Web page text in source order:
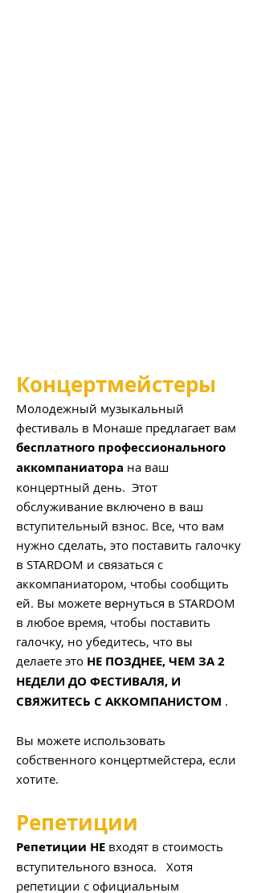
Концертмейстеры
Молодежный музыкальный
фестиваль в Монаше предлагает вам
бесплатного профессионального
аккомпаниатора на ваш
концертный день. Этот
обслуживание включено в ваш
вступительный взнос. Все, что вам
нужно сделать, это поставить галочку
в STARDOM и связаться с
аккомпаниатором, чтобы сообщить
ей. Вы можете вернуться в STARDOM
в любое время, чтобы поставить
галочку, но убедитесь, что вы
делаете это НЕ ПОЗДНЕЕ, ЧЕМ ЗА 2
НЕДЕЛИ ДО ФЕСТИВАЛЯ, И
СВЯЖИТЕСЬ С АККОМПАНИСТОМ .
Вы можете использовать
собственного концертмейстера, если
хотите.
Репетиции
Репетиции НЕ входят в стоимость
вступительного взноса.
Хотя
репетиции с официальным